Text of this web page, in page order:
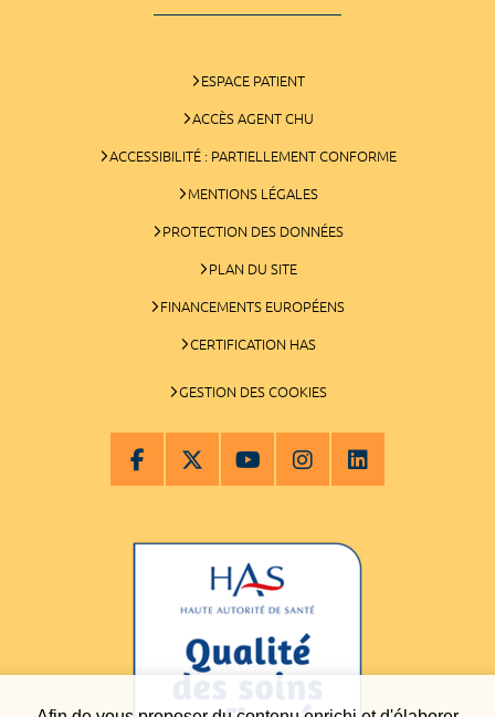
ESPACE PATIENT
ACCÈS AGENT CHU
ACCESSIBILITÉ : PARTIELLEMENT CONFORME
MENTIONS LÉGALES
PROTECTION DES DONNÉES
PLAN DU SITE
FINANCEMENTS EUROPÉENS
CERTIFICATION HAS
GESTION DES COOKIES